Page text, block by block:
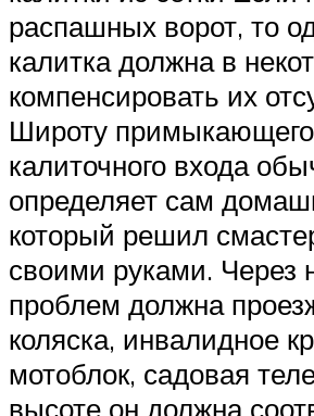
распашных ворот, то
калитка должна в
компенсировать их
Широту примыкающего
калиточного входа
определяет сам
который решил
своими руками. Через
проблем должна
коляска, инвалидное
мотоблок, садовая
высоте он должна